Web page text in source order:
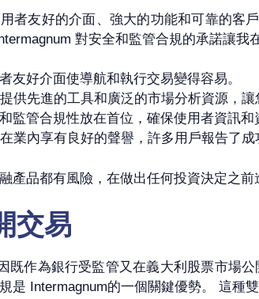
者友好的介面、強大的功能和可靠的
對安全和監管合規的承諾讓我
友好介面使導航和執行交易變得容易。
供先進的工具和廣泛的市場分析資源，讓
監管合規性放在首位，確保使用者資訊和
業內享有良好的聲譽，許多用戶報告了成
產品都有風險，在做出任何投資決定之前
交易
既作為銀行受監管又在義大利股票市場
是 Intermagnum的一個關鍵優勢。 這種